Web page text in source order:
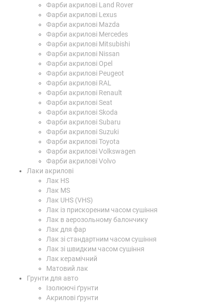
Фарби акрилові Land Rover
Фарби акрилові Lexus
Фарби акрилові Mazda
Фарби акрилові Mercedes
Фарби акрилові Mitsubishi
Фарби акрилові Nissan
Фарби акрилові Opel
Фарби акрилові Peugeot
Фарби акрилові RAL
Фарби акрилові Renault
Фарби акрилові Seat
Фарби акрилові Skoda
Фарби акрилові Subaru
Фарби акрилові Suzuki
Фарби акрилові Toyota
Фарби акрилові Volkswagen
Фарби акрилові Volvo
Лаки акрилові
Лак HS
Лак MS
Лак UHS (VHS)
Лак із прискореним часом сушіння
Лак в аерозольному балончику
Лак для фар
Лак зі стандартним часом сушіння
Лак зі швидким часом сушіння
Лак керамічний
Матовий лак
Грунти для авто
Ізолюючі ґрунти
Акрилові ґрунти